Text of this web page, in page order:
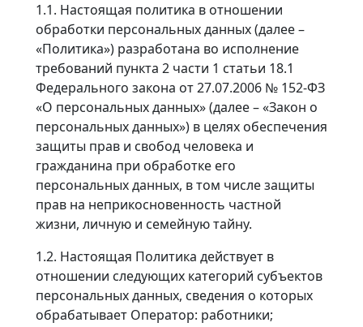
1.1. Настоящая политика в отношении
обработки персональных данных (далее –
«Политика») разработана во исполнение
требований пункта 2 части 1 статьи 18.1
Федерального закона от 27.07.2006 № 152-ФЗ
«О персональных данных» (далее – «Закон о
персональных данных») в целях обеспечения
защиты прав и свобод человека и
гражданина при обработке его
персональных данных, в том числе защиты
прав на неприкосновенность частной
жизни, личную и семейную тайну.
1.2. Настоящая Политика действует в
отношении следующих категорий субъектов
персональных данных, сведения о которых
обрабатывает Оператор: работники;